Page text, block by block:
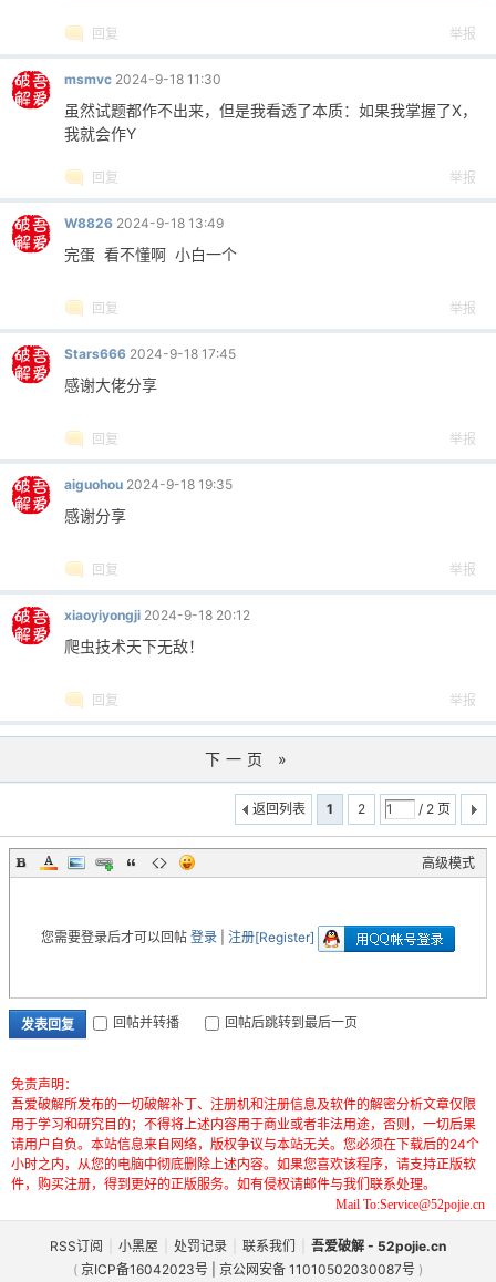
回复 举报
msmvc 2024-9-18 11:30
虽然试题都作不出来，但是我看透了本质：如果我掌握了X，
我就会作Y
回复 举报
W8826 2024-9-18 13:49
完蛋 看不懂啊 小白一个
回复 举报
Stars666 2024-9-18 17:45
感谢大佬分享
回复 举报
aiguohou 2024-9-18 19:35
感谢分享
回复 举报
xiaoyiyongji 2024-9-18 20:12
爬虫技术天下无敌！
回复 举报
下一页 »
1 2 / 2 页
返回列表
高级模式
您需要登录后才可以回帖 登录 注册[Register]
发表回复 回帖并转播 回帖后跳转到最后一页
免责声明：
吾爱破解所发布的一切破解补丁、注册机和注册信息及软件的解密分析文章仅限
用于学习和研究目的；不得将上述内容用于商业或者非法用途，否则，一切后果
请用户自负。本站信息来自网络，版权争议与本站无关。您必须在下载后的24个
小时之内，从您的电脑中彻底删除上述内容。如果您喜欢该程序，请支持正版软
件，购买注册，得到更好的正版服务。如有侵权请邮件与我们联系处理。
Mail To:Service@52pojie.cn
RSS订阅 小黑屋 处罚记录 联系我们
吾爱破解 - 52pojie.cn
( 京ICP备16042023号 | 京公网安备 11010502030087号 )